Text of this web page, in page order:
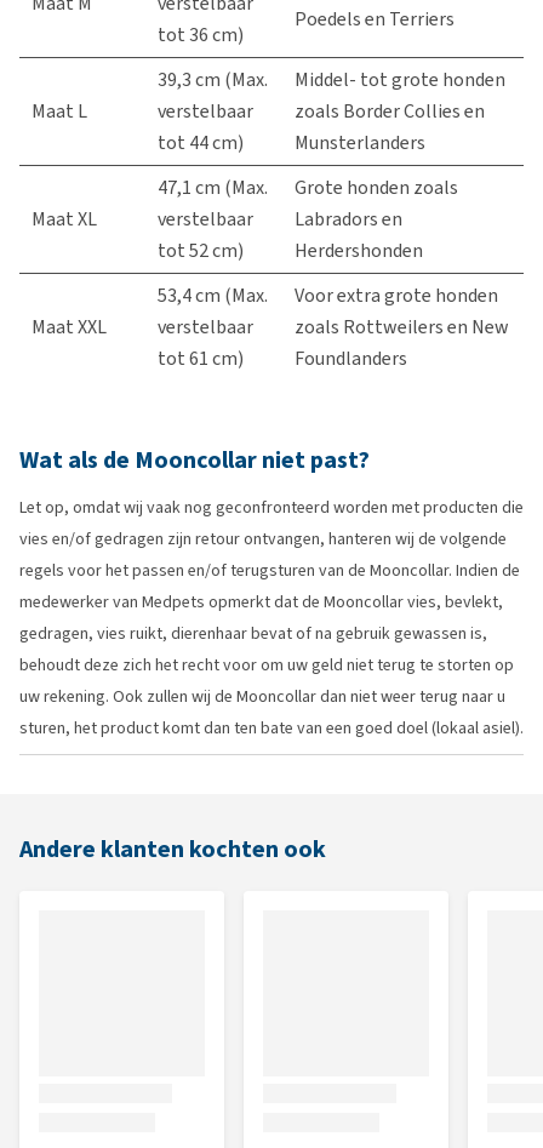
tot 36 cm)
Poedels en Terriers
Maat L
39,3 cm (Max.
verstelbaar
tot 44 cm)
Middel- tot grote honden
zoals Border Collies en
Munsterlanders
Maat XL
47,1 cm (Max.
verstelbaar
tot 52 cm)
Grote honden zoals
Labradors en
Herdershonden
Maat XXL
53,4 cm (Max.
verstelbaar
tot 61 cm)
Voor extra grote honden
zoals Rottweilers en New
Foundlanders
Wat als de Mooncollar niet past?
Let op, omdat wij vaak nog geconfronteerd worden met producten die
vies en/of gedragen zijn retour ontvangen, hanteren wij de volgende
regels voor het passen en/of terugsturen van de Mooncollar. Indien de
medewerker van Medpets opmerkt dat de Mooncollar vies, bevlekt,
gedragen, vies ruikt, dierenhaar bevat of na gebruik gewassen is,
behoudt deze zich het recht voor om uw geld niet terug te storten op
uw rekening. Ook zullen wij de Mooncollar dan niet weer terug naar u
sturen, het product komt dan ten bate van een goed doel (lokaal asiel).
Andere klanten kochten ook